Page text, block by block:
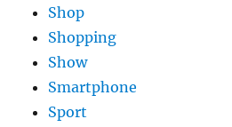
Shop
Shopping
Show
Smartphone
Sport